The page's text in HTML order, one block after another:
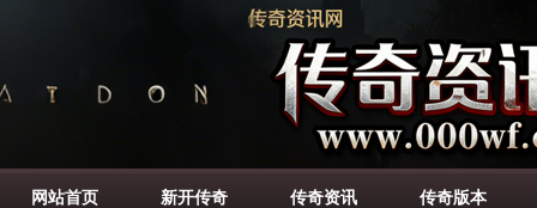
网站首页 新开传奇 传奇资讯 传奇版本